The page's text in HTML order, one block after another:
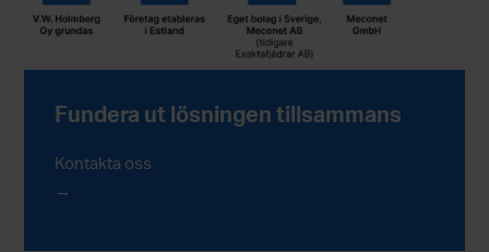
Fundera ut lösningen tillsammans
Kontakta oss